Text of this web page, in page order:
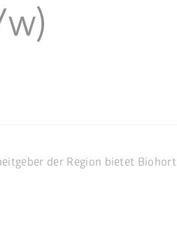
der Region bietet Biohort